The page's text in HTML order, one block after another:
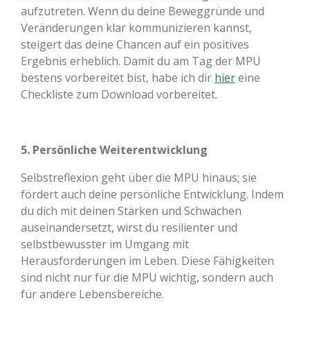
aufzutreten. Wenn du deine Beweggründe und
Veränderungen klar kommunizieren kannst,
steigert das deine Chancen auf ein positives
Ergebnis erheblich. Damit du am Tag der MPU
bestens vorbereitet bist, habe ich dir hiereine
Checkliste zum Download vorbereitet.
5. Persönliche Weiterentwicklung
Selbstreflexion geht über die MPU hinaus; sie
fördert auch deine persönliche Entwicklung. Indem
du dich mit deinen Stärken und Schwächen
auseinandersetzt, wirst du resilienter und
selbstbewusster im Umgang mit
Herausforderungen im Leben. Diese Fähigkeiten
sind nicht nur für die MPU wichtig, sondern auch
für andere Lebensbereiche.